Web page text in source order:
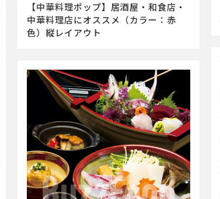
【中華料理ポップ】居酒屋・和食店・
中華料理店にオススメ（カラー：赤
色）縦レイアウト